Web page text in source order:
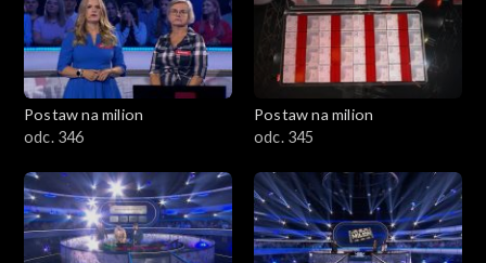
Postaw na milion
odc. 346
Postaw na milion
odc. 345